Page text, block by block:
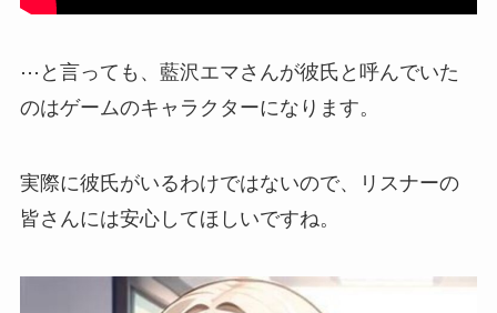
⋯と言っても、藍沢エマさんが彼氏と呼んでいた
のはゲームのキャラクターになります。
実際に彼氏がいるわけではないので、リスナーの
皆さんには安心してほしいですね。